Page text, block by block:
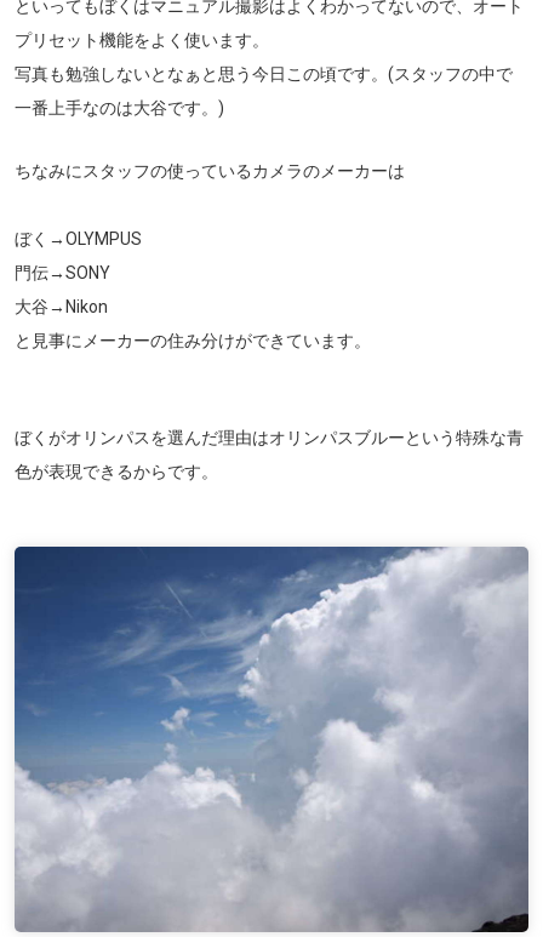
といってもぼくはマニュアル撮影はよくわかってないので、オート
プリセット機能をよく使います。
写真も勉強しないとなぁと思う今日この頃です。(スタッフの中で
一番上手なのは大谷です。)
ちなみにスタッフの使っているカメラのメーカーは
ぼく→OLYMPUS
門伝→SONY
大谷→Nikon
と見事にメーカーの住み分けができています。
ぼくがオリンパスを選んだ理由はオリンパスブルーという特殊な青
色が表現できるからです。